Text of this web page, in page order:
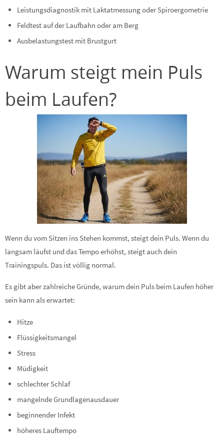
Leistungsdiagnostik mit Laktatmessung oder Spiroergometrie
Feldtest auf der Laufbahn oder am Berg
Ausbelastungstest mit Brustgurt
Warum steigt mein Puls
beim Laufen?
Wenn du vom Sitzen ins Stehen kommst, steigt dein Puls. Wenn du
langsam läufst und das Tempo erhöhst, steigt auch dein
Trainingspuls. Das ist völlig normal.
Es gibt aber zahlreiche Gründe, warum dein Puls beim Laufen höher
sein kann als erwartet:
Hitze
Flüssigkeitsmangel
Stress
Müdigkeit
schlechter Schlaf
mangelnde Grundlagenausdauer
beginnender Infekt
höheres Lauftempo